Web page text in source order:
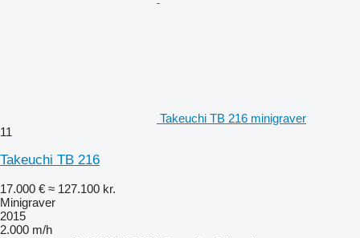
Takeuchi TB 216 minigraver
11
Takeuchi TB 216
17.000 € ≈ 127.100 kr.
Minigraver
2015
2.000 m/h